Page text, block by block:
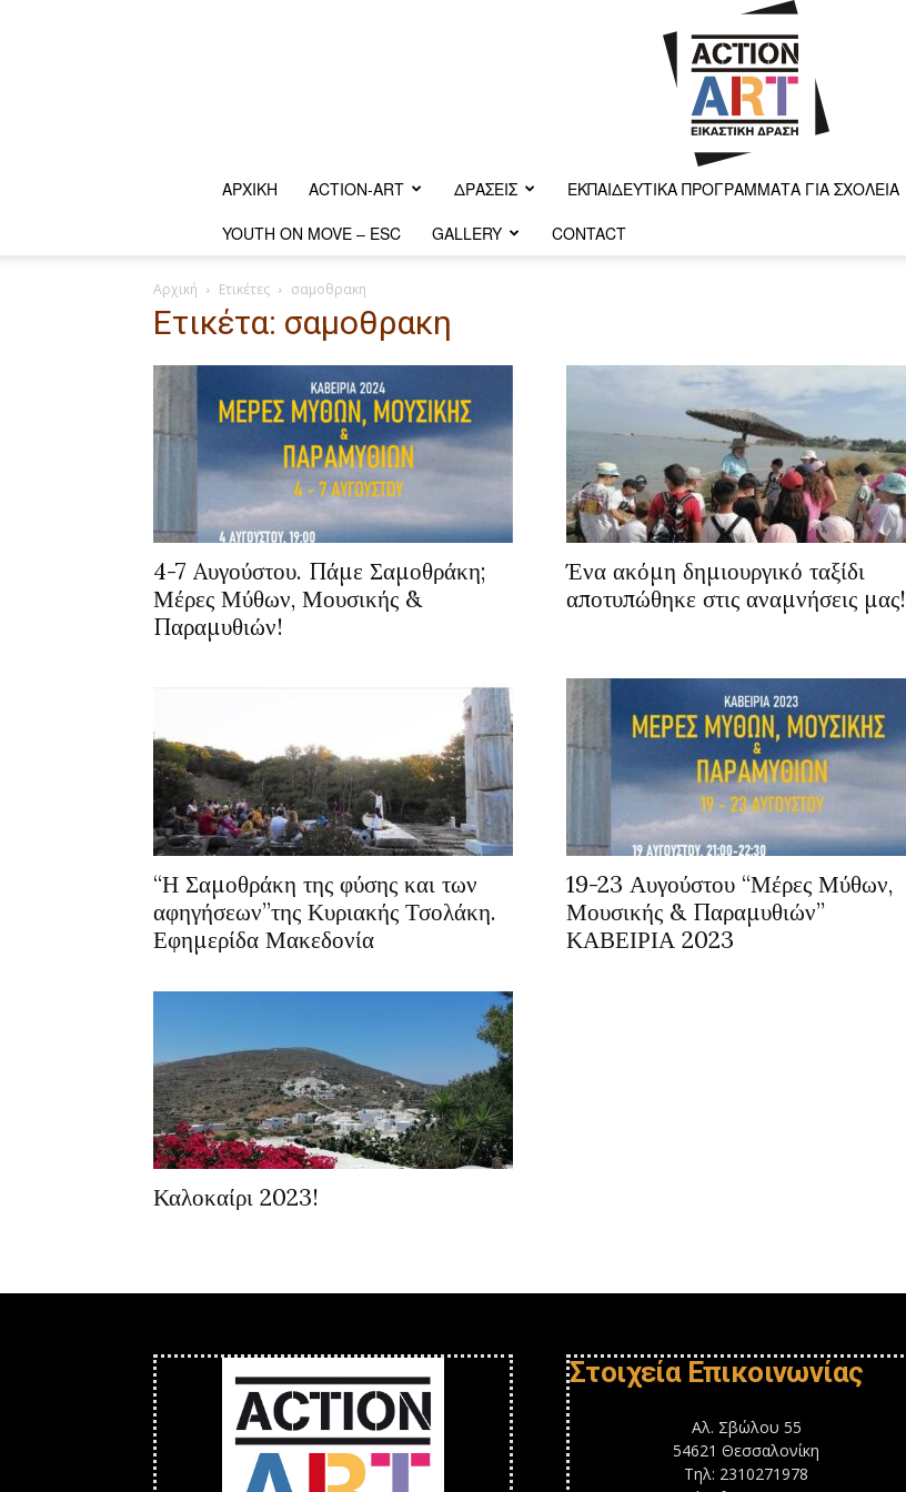
ΑΡΧΙΚΗ ACTION-ART ΔΡΆΣΕΙΣ ΕΚΠΑΙΔΕΥΤΙΚΆ ΠΡΟΓΡΆΜΜΑΤΑ ΓΙΑ ΣΧΟΛΕΊΑ
YOUTH ON MOVE – ESC
GALLERY CONTACT
Αρχική Ετικέτες σαμοθρακη
Ετικέτα: σαμοθρακη
4-7 Aυγούστου. Πάμε Σαμοθράκη;
Μέρες Μύθων, Μουσικής &
Παραμυθιών!
Ένα ακόμη δημιουργικό ταξίδι
αποτυπώθηκε στις αναμνήσεις μας!
“Η Σαμοθράκη της φύσης και των
αφηγήσεων”της Κυριακής Τσολάκη.
Εφημερίδα Μακεδονία
19-23 Αυγούστου “Μέρες Μύθων,
Μουσικής & Παραμυθιών”
ΚΑΒΕΙΡΙΑ 2023
Καλοκαίρι 2023!
Στοιχεία Επικοινωνίας
Αλ. Σβώλου 55
54621 Θεσσαλονίκη
Τηλ: 2310271978